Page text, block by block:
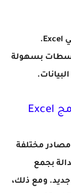
هذا كيفية استخدام دالة "AVERAGE" في Excel.
بسهولة
مختلفة
بجمع
ومع ذلك،